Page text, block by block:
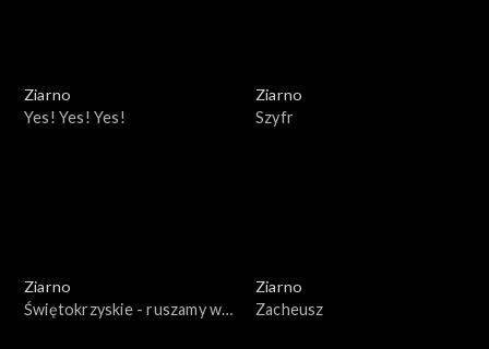
Ziarno
Yes! Yes! Yes!
Ziarno
Szyfr
Ziarno
Świętokrzyskie - ruszamy w
Ziarno
Zacheusz